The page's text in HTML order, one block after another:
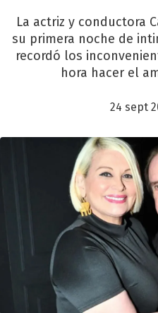
La actriz y conductora
su primera noche de
recordó los
hora hacer el
24 sept